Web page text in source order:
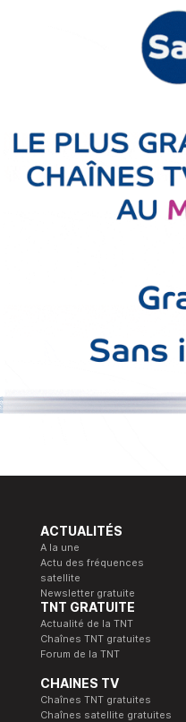
ACTUALITÉS
A la une
Actu des fréquences
satellite
Newsletter gratuite
TNT GRATUITE
Actualité de la TNT
Chaînes TNT gratuites
Forum de la TNT
CHAINES TV
Chaînes TNT gratuites
Chaînes satellite gratuites